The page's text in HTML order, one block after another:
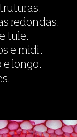
redondas.
tule.
e midi.
longo.